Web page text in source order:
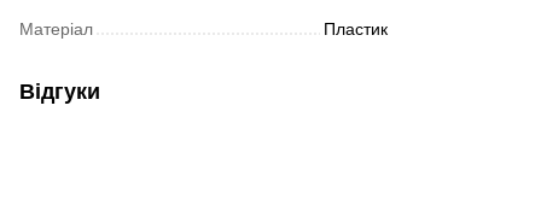
Матеріал Пластик
Відгуки